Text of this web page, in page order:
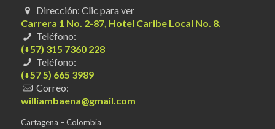
Dirección: Clic para ver
Carrera 1 No. 2-87, Hotel Caribe Local No. 8.
Teléfono:
(+57) 315 7360 228
Teléfono:
(+57 5) 665 3989
Correo:
williambaena@gmail.com
Cartagena – Colombia